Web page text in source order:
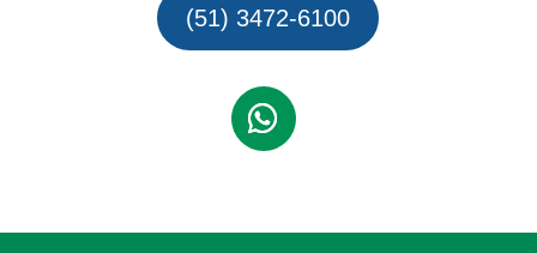
(51) 3472-6100